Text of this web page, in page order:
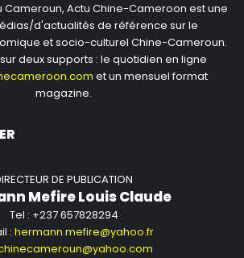
Cameroun, Actu Chine-Cameroon est une
d'actualités de référence sur le
et socio-culturel Chine-Cameroun.
deux supports : le quotidien en ligne
et un mensuel format
magazine.
DE PUBLICATION
Mefire Louis Claude
Tel : +237 657828294
: hermann.mefire@yahoo.fr